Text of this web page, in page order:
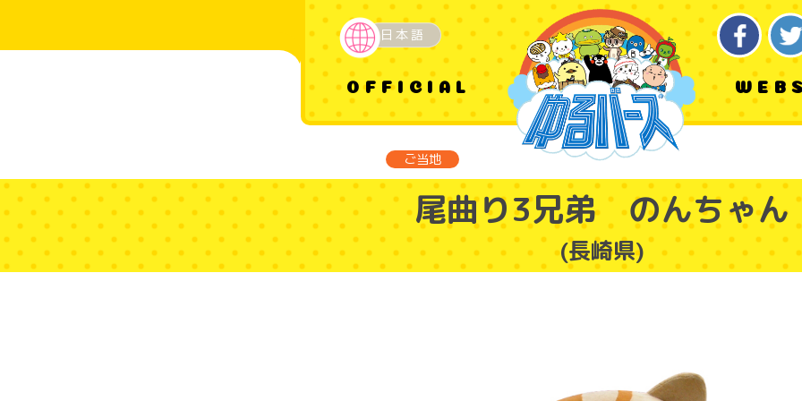
OFFICIAL
日本語
ご当地
尾曲り3兄弟 のんちゃん
(長崎県)